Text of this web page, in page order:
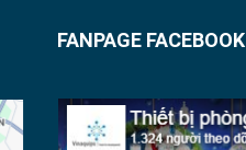
FANPAGE FACEBOOK